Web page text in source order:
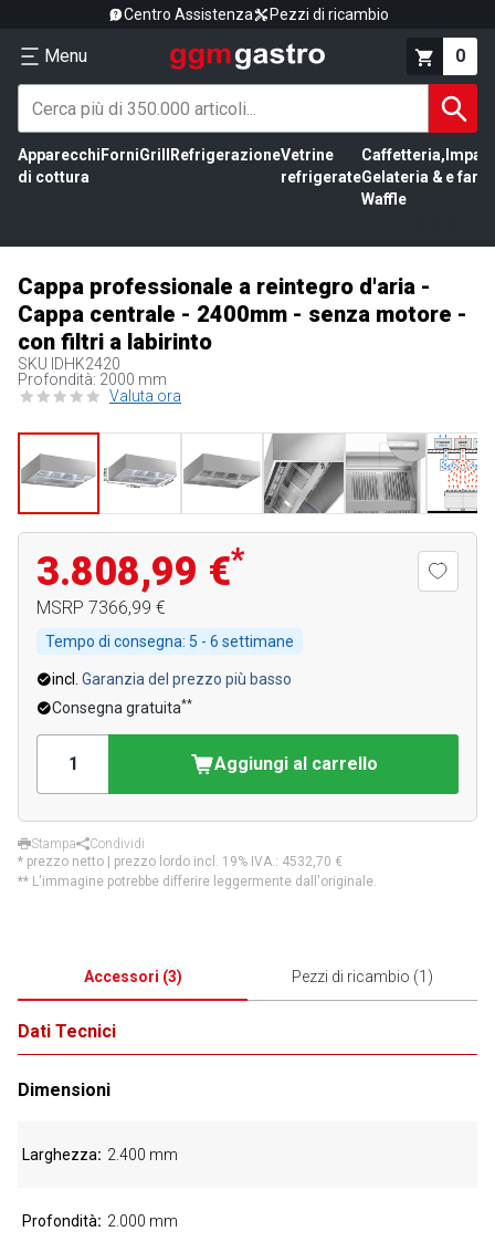
Centro Assistenza Pezzi di ricambio
Menu 0
Apparecchi
di cottura
ForniGrill RefrigerazioneVetrine
refrigerate
Caffetteria,
Gelateria &
Waffle
e
Cappa professionale a reintegro d'aria -
Cappa centrale - 2400mm - senza motore -
con filtri a labirinto
SKU IDHK2420
Profondità: 2000 mm
Valuta ora
3.808,99 €*
MSRP 7366,99 €
Tempo di consegna: 5 - 6 settimane
incl. Garanzia del prezzo più basso
Consegna gratuita**
Aggiungi al carrello
Stampa
Condividi
* prezzo netto | prezzo lordo incl. 19% IVA.: 4532,70 €
** L'immagine potrebbe differire leggermente dall'originale.
Accessori (3) Pezzi di ricambio (1 )
Dati Tecnici
Dimensioni
Larghezza 2.400 mm
Profondità 2.000 mm